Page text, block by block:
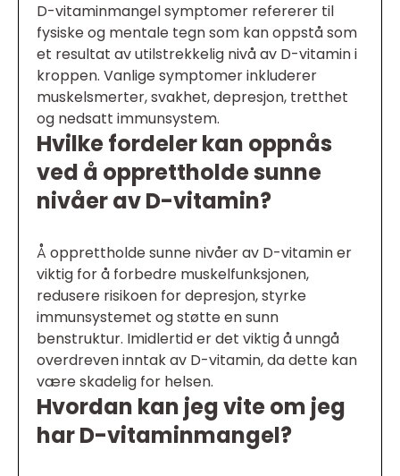
D-vitaminmangel symptomer refererer til
fysiske og mentale tegn som kan oppstå som
et resultat av utilstrekkelig nivå av D-vitamin i
kroppen. Vanlige symptomer inkluderer
muskelsmerter, svakhet, depresjon, tretthet
og nedsatt immunsystem.
Hvilke fordeler kan oppnås
ved å opprettholde sunne
nivåer av D-vitamin?
Å opprettholde sunne nivåer av D-vitamin er
viktig for å forbedre muskelfunksjonen,
redusere risikoen for depresjon, styrke
immunsystemet og støtte en sunn
benstruktur. Imidlertid er det viktig å unngå
overdreven inntak av D-vitamin, da dette kan
være skadelig for helsen.
Hvordan kan jeg vite om jeg
har D-vitaminmangel?